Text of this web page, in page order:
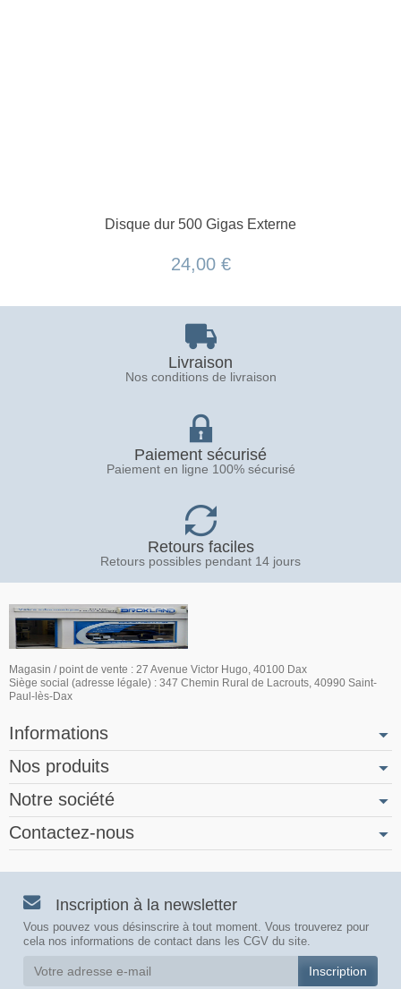
Disque dur 500 Gigas Externe
24,00 €
Livraison
Nos conditions de livraison
Paiement sécurisé
Paiement en ligne 100% sécurisé
Retours faciles
Retours possibles pendant 14 jours
Magasin / point de vente : 27 Avenue Victor Hugo, 40100 Dax
Siège social (adresse légale) : 347 Chemin Rural de Lacrouts, 40990 Saint-
Paul-lès-Dax
Informations
Nos produits
Notre société
Contactez-nous
Inscription à la newsletter
Vous pouvez vous désinscrire à tout moment. Vous trouverez pour
cela nos informations de contact dans les CGV du site.